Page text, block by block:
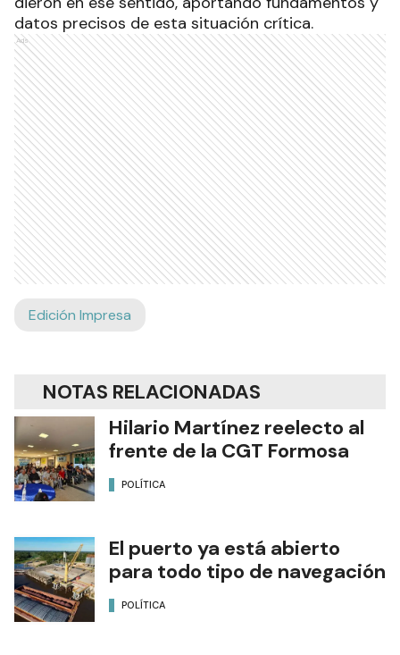
datos precisos de esta situación crítica.
Ads
Edición Impresa
NOTAS RELACIONADAS
Hilario Martínez reelecto al
frente de la CGT Formosa
POLÍTICA
El puerto ya está abierto
para todo tipo de navegación
POLÍTICA